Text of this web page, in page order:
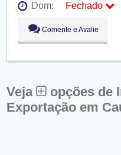
Dom:
Fechado
Seg:
Ter:
09:00 - 18:00
Qua:
09:00 - 18:00
Sex:
09:00 - 18:00
Dom:
Fechado
Comente e Avalie
Veja
opções de
Exportação em